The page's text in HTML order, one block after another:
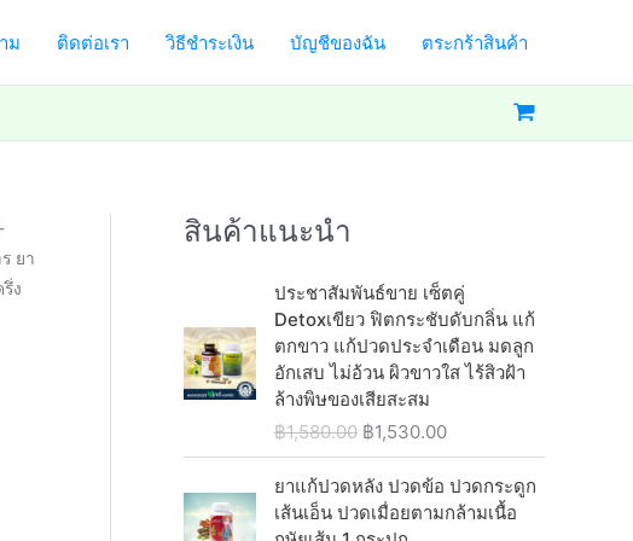
ม ติดต่อเรา วิธีชำระเงิน บัญชีของฉัน ตระกร้าสินค้า
ยา
ง
สินค้าแนะนำ
ประชาสัมพันธ์ขาย เซ็ตคู่
Detoxเขียว ฟิตกระชับดับกลิ่น แก้
ตกขาว แก้ปวดประจำเดือน มดลูก
อักเสบ ไม่อ้วน ผิวขาวใส ไร้สิวฝ้า
ล้างพิษของเสียสะสม
฿1,580.00 O
r
i
g
฿1,530.00C
u
r
r
ยาแก้ปวดหลัง ปวดข้อ ปวดกระดูก
เส้นเอ็น ปวดเมื่อยตามกล้ามเนื้อ